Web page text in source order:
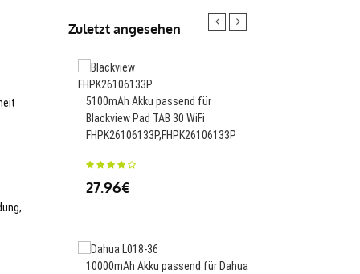
Zuletzt angesehen
5100mAh Akku passend für
Blackview Pad TAB 30 WiFi
FHPK26106133P,FHPK26106133P
27.96€
10000mAh Akku passend für Dahua